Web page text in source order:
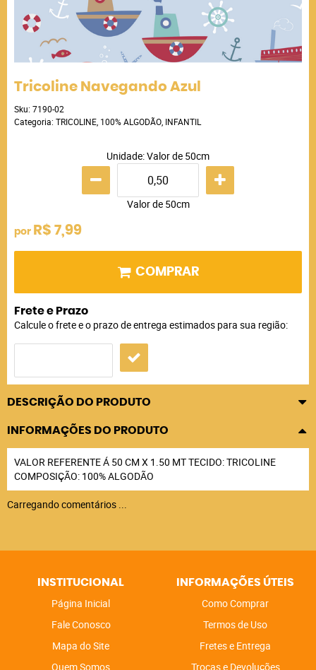
Tricoline Navegando Azul
Sku: 7190-02
Categoria: TRICOLINE 100% ALGODÃO INFANTIL
Unidade: Valor de 50cm
Valor de 50cm
por R$ 7,99
COMPRAR
Frete e Prazo
Calcule o frete e o prazo de entrega estimados para sua região:
DESCRIÇÃO DO PRODUTO
INFORMAÇÕES DO PRODUTO
VALOR REFERENTE Á 50 CM X 1.50 MT TECIDO: TRICOLINE
COMPOSIÇÃO: 100% ALGODÃO
Carregando comentários ...
INSTITUCIONAL
Página Inicial
Fale Conosco
Mapa do Site
Quem Somos
INFORMAÇÕES ÚTEIS
Como Comprar
Termos de Uso
Fretes e Entrega
Trocas e Devoluções